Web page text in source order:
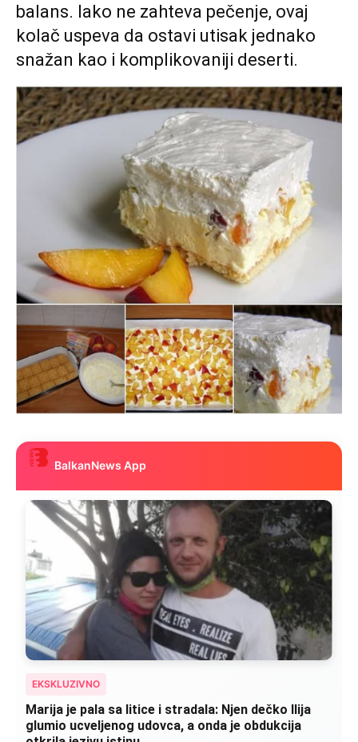
balans. Iako ne zahteva pečenje, ovaj
kolač uspeva da ostavi utisak jednako
snažan kao i komplikovaniji deserti.
BalkanNews App
EKSKLUZIVNO
Marija je pala sa litice i stradala: Njen dečko Ilija
glumio ucveljenog udovca, a onda je obdukcija